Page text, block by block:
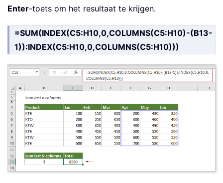
Enter-toets om het resultaat te krijgen.
=SUM(INDEX(C5:H10,0,COLUMNS(C5:H10)-(B13-
1)):INDEX(C5:H10,0,COLUMNS(C5:H10)))